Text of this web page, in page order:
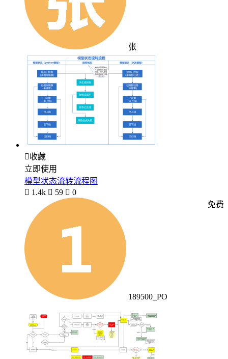
张
收藏
立即使用
模型状态流转流程图
 1.4k  59  0
189500_PO
免费